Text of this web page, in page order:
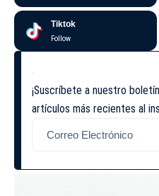
Tiktok
Follow
¡Suscríbete a nuestro
artículos más recientes al